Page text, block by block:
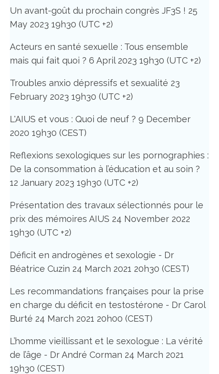
Un avant-goût du prochain congrès JF3S ! 25
May 2023 19h30 (UTC +2)
Acteurs en santé sexuelle : Tous ensemble
mais qui fait quoi ? 6 April 2023 19h30 (UTC +2)
Troubles anxio dépressifs et sexualité 23
February 2023 19h30 (UTC +2)
L'AIUS et vous : Quoi de neuf ? 9 December
2020 19h30 (CEST)
Reflexions sexologiques sur les pornographies :
De la consommation à l’éducation et au soin ?
12 January 2023 19h30 (UTC +2)
Présentation des travaux sélectionnés pour le
prix des mémoires AIUS 24 November 2022
19h30 (UTC +2)
Déficit en androgènes et sexologie - Dr
Béatrice Cuzin 24 March 2021 20h30 (CEST)
Les recommandations françaises pour la prise
en charge du déficit en testostérone - Dr Carol
Burté 24 March 2021 20h00 (CEST)
L’homme vieillissant et le sexologue : La vérité
de l’âge - Dr André Corman 24 March 2021
19h30 (CEST)